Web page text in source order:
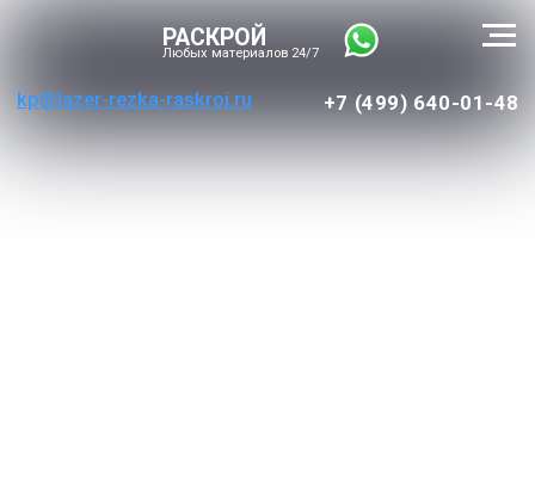
РАСКРОЙ
Любых материалов 24/7